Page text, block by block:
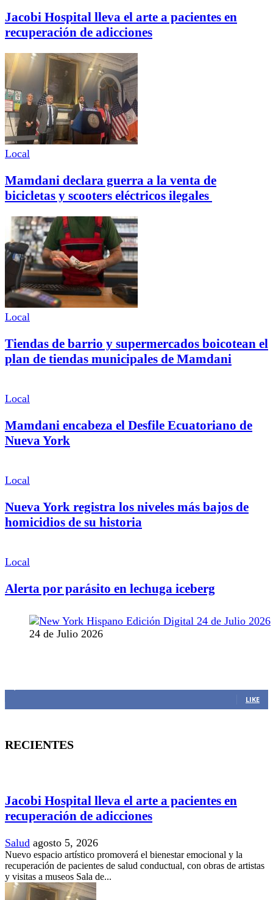
Jacobi Hospital lleva el arte a pacientes en
recuperación de adicciones
Local
Mamdani declara guerra a la venta de
bicicletas y scooters eléctricos ilegales
Local
Tiendas de barrio y supermercados boicotean el
plan de tiendas municipales de Mamdani
Local
Mamdani encabeza el Desfile Ecuatoriano de
Nueva York
Local
Nueva York registra los niveles más bajos de
homicidios de su historia
Local
Alerta por parásito en lechuga iceberg
24 de Julio 2026
LIKE
RECIENTES
Jacobi Hospital lleva el arte a pacientes en
recuperación de adicciones
Salud agosto 5, 2026
Nuevo espacio artístico promoverá el bienestar emocional y la
recuperación de pacientes de salud conductual, con obras de artistas
y visitas a museos Sala de...